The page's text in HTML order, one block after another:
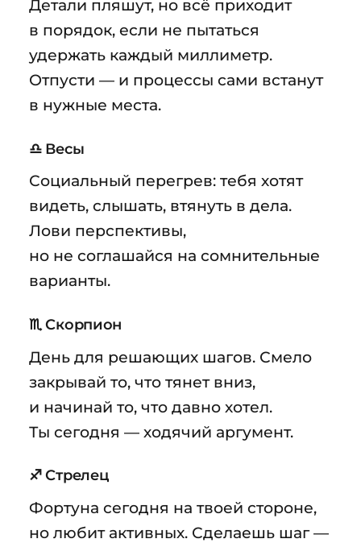
Детали пляшут, но всё приходит
в порядок, если не пытаться
удержать каждый миллиметр.
Отпусти — и процессы сами встанут
в нужные места.
♎ Весы
Социальный перегрев: тебя хотят
видеть, слышать, втянуть в дела.
Лови перспективы,
но не соглашайся на сомнительные
варианты.
♏ Скорпион
День для решающих шагов. Смело
закрывай то, что тянет вниз,
и начинай то, что давно хотел.
Ты сегодня — ходячий аргумент.
♐ Стрелец
Фортуна сегодня на твоей стороне,
но любит активных. Сделаешь шаг —